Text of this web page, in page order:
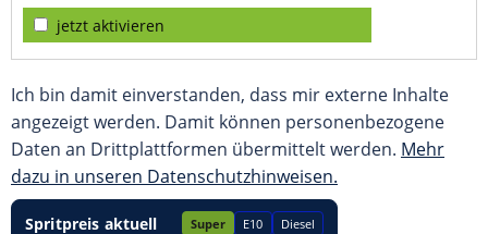
jetzt aktivieren
Ich bin damit einverstanden, dass mir externe Inhalte
angezeigt werden. Damit können personenbezogene
Daten an Drittplattformen übermittelt werden. Mehr
dazu in unseren Datenschutzhinweisen.